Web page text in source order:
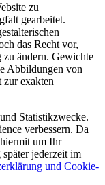
zu
gearbeitet.
das Recht vor,
ändern. Gewichte
Abbildungen von
zur exakten
Statistikzwecke.
verbessern. Da
um Ihr
jederzeit im
und Cookie-